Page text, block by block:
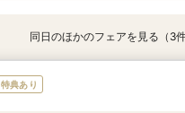
特典あり
当日予約OK！絶景*天空チャ
*模擬挙式×安心相談会×人気
特典あり
【平日夜限定】地上150m絶
グ×クイック相談会
特典あり
当日◎【2名～OK！少人数婚
チャペル×相談会
同日のほかのフェアを見る（3件
特典あり